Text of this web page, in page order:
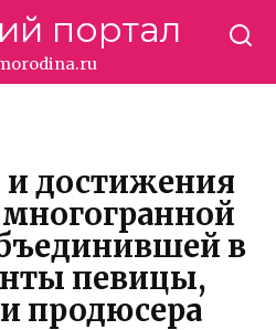
портал
достижения
в
певицы,
продюсера